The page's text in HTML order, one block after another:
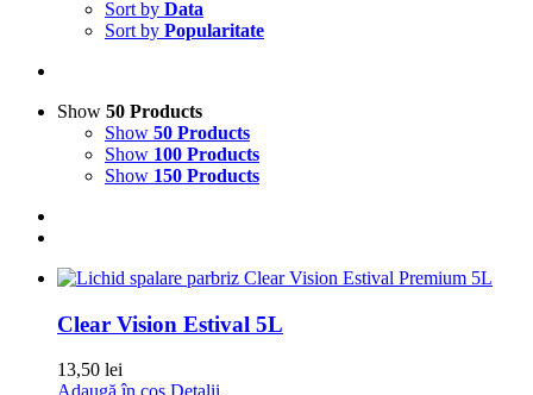
Sort by Data
Sort by Popularitate
Show 50 Products
Show 50 Products
Show 100 Products
Show 150 Products
Clear Vision Estival 5L
13,50 lei